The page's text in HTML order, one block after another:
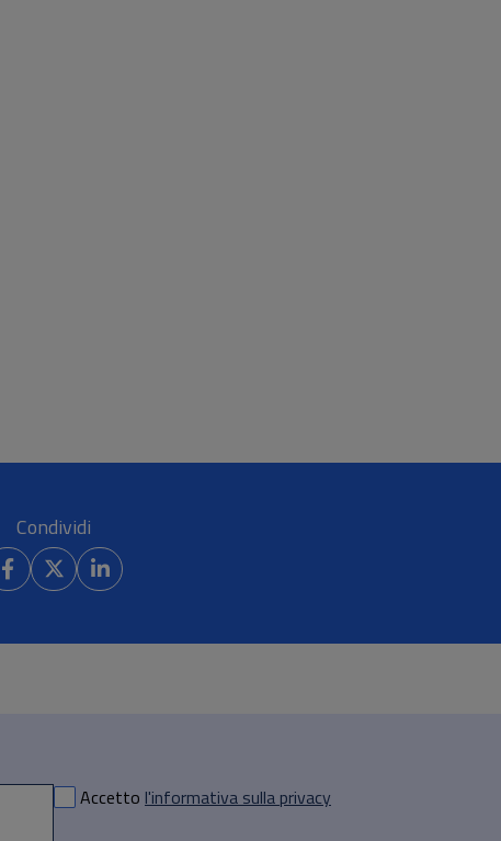
Condividi
Accetto l'informativa sulla privacy